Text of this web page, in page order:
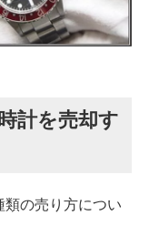
計を売却す
類の売り方につい